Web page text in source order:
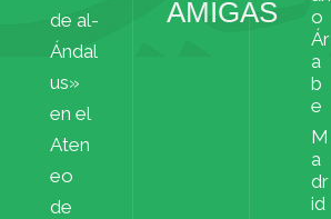
de al-
Ándal
us»
en el
Aten
eo
de
AMIGAS
o
Ár
a
b
e
M
a
dr
id